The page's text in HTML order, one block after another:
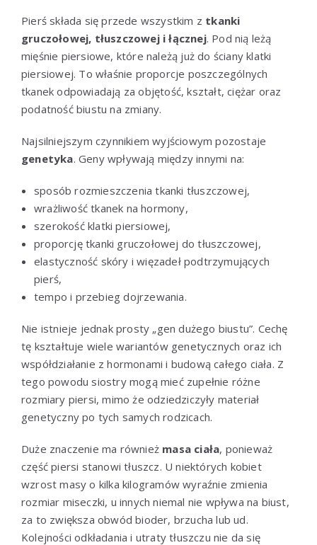
Pierś składa się przede wszystkim z tkanki
gruczołowej, tłuszczowej i łącznej. Pod nią leżą
mięśnie piersiowe, które należą już do ściany klatki
piersiowej. To właśnie proporcje poszczególnych
tkanek odpowiadają za objętość, kształt, ciężar oraz
podatność biustu na zmiany.
Najsilniejszym czynnikiem wyjściowym pozostaje
genetyka. Geny wpływają między innymi na:
sposób rozmieszczenia tkanki tłuszczowej,
wrażliwość tkanek na hormony,
szerokość klatki piersiowej,
proporcję tkanki gruczołowej do tłuszczowej,
elastyczność skóry i więzadeł podtrzymujących
pierś,
tempo i przebieg dojrzewania.
Nie istnieje jednak prosty „gen dużego biustu”. Cechę
tę kształtuje wiele wariantów genetycznych oraz ich
współdziałanie z hormonami i budową całego ciała. Z
tego powodu siostry mogą mieć zupełnie różne
rozmiary piersi, mimo że odziedziczyły materiał
genetyczny po tych samych rodzicach.
Duże znaczenie ma również masa ciała, ponieważ
część piersi stanowi tłuszcz. U niektórych kobiet
wzrost masy o kilka kilogramów wyraźnie zmienia
rozmiar miseczki, u innych niemal nie wpływa na biust,
za to zwiększa obwód bioder, brzucha lub ud.
Kolejności odkładania i utraty tłuszczu nie da się